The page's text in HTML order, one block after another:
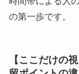
の第一歩です。
【ここだけの